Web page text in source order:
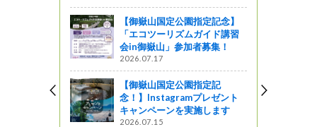
【御嶽山国定公園指定記念】
「エコツーリズムガイド講習
会in御嶽山」参加者募集！
2026.07.17
【御嶽山国定公園指定記
念！】Instagramプレゼント
キャンペーンを実施します
2026.07.15